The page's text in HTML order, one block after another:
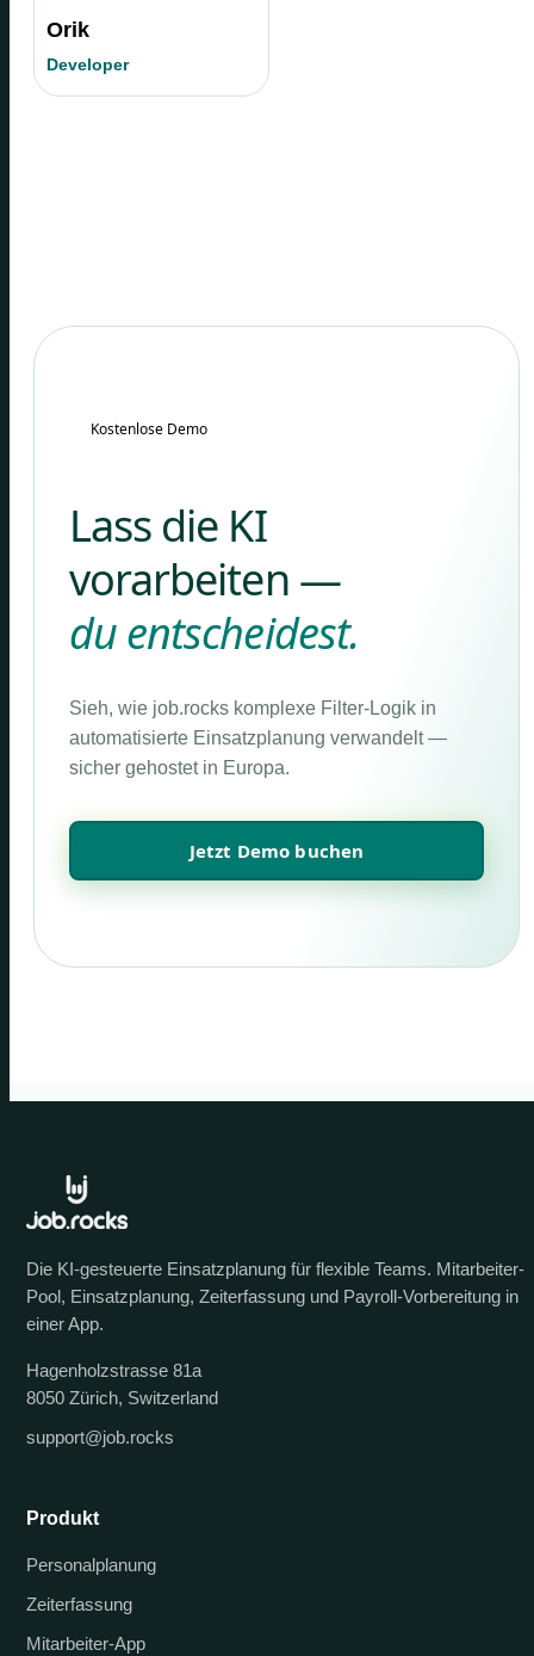
Orik
Developer
Kostenlose Demo
Lass die KI
vorarbeiten —
du entscheidest.
Sieh, wie job.rocks komplexe Filter-Logik in
automatisierte Einsatzplanung verwandelt —
sicher gehostet in Europa.
Jetzt Demo buchen
Die KI-gesteuerte Einsatzplanung für flexible Teams. Mitarbeiter-
Pool, Einsatzplanung, Zeiterfassung und Payroll-Vorbereitung in
einer App.
Hagenholzstrasse 81a
8050 Zürich, Switzerland
support@job.rocks
Produkt
Personalplanung
Zeiterfassung
Mitarbeiter-App